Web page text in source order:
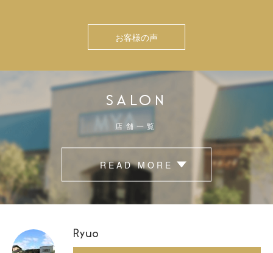
お客様の声
SALON
店舗一覧
READ MORE
Ryuo